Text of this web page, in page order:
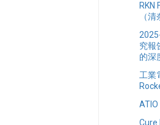
RKN
（
究報
的深
工業
Cure